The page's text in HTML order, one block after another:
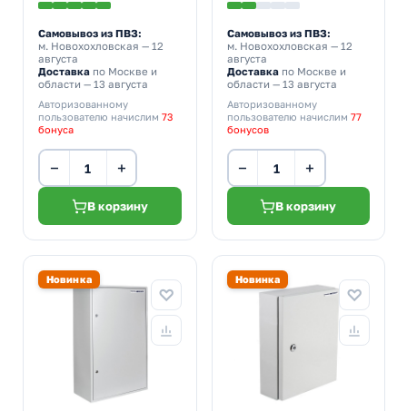
Самовывоз из ПВЗ:
м. Новохохловская — 12
августа
Доставка по Москве и
области — 13 августа
Авторизованному
пользователю начислим 73
бонуса
− +
В корзину
Самовывоз из ПВЗ:
м. Новохохловская — 12
августа
Доставкапо Москве и
области — 13 августа
Авторизованному
пользователю начислим 77
бонусов
− +
В корзину
Новинка Новинка